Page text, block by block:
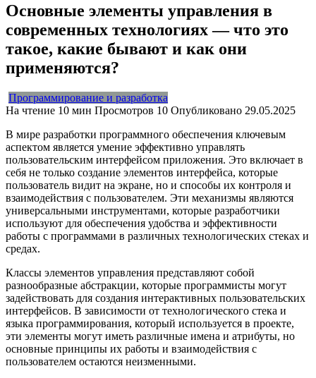
Основные элементы управления в
современных технологиях — что это
такое, какие бывают и как они
применяются?
Программирование и разработка
На чтение 10 мин Просмотров 10 Опубликовано 29.05.2025
В мире разработки программного обеспечения ключевым
аспектом является умение эффективно управлять
пользовательским интерфейсом приложения. Это включает в
себя не только создание элементов интерфейса, которые
пользователь видит на экране, но и способы их контроля и
взаимодействия с пользователем. Эти механизмы являются
универсальными инструментами, которые разработчики
используют для обеспечения удобства и эффективности
работы с программами в различных технологических стеках и
средах.
Классы элементов управления представляют собой
разнообразные абстракции, которые программисты могут
задействовать для создания интерактивных пользовательских
интерфейсов. В зависимости от технологического стека и
языка программирования, который используется в проекте,
эти элементы могут иметь различные имена и атрибуты, но
основные принципы их работы и взаимодействия с
пользователем остаются неизменными.